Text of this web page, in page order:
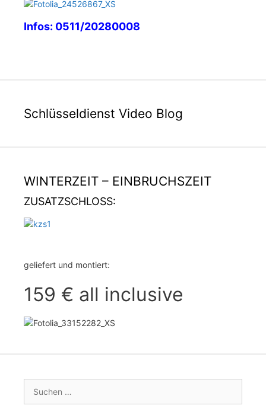
Infos: 0511/20280008
Schlüsseldienst Video Blog
WINTERZEIT – EINBRUCHSZEIT
ZUSATZSCHLOSS:
geliefert und montiert:
159 € all inclusive
nach: